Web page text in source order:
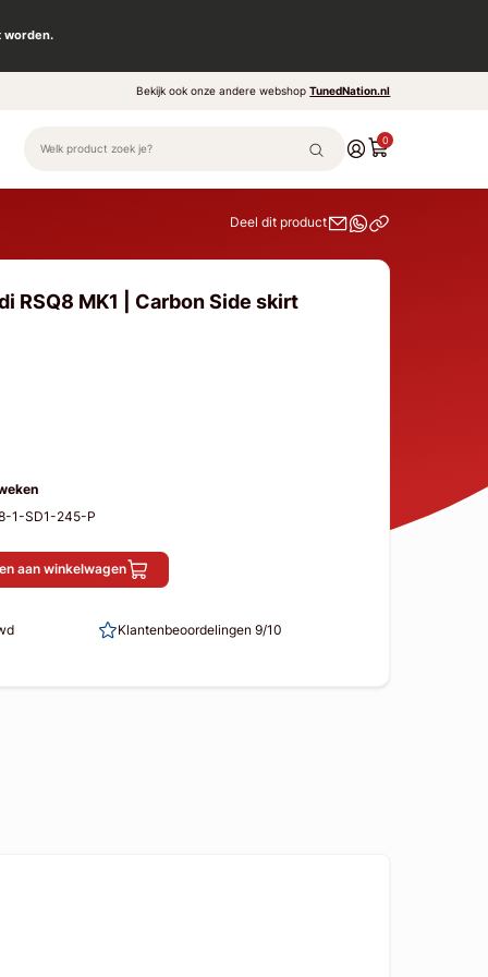
worden.
Bekijk ook onze andere webshopTunedNation.nl
0
Deel dit product
RSQ8 MK1 | Carbon Side skirt
1-SD1-245-P
aan winkelwagen
Klantenbeoordelingen 9/10